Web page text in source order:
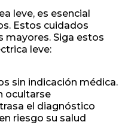
leve, es esencial
Estos cuidados
mayores. Siga estos
leve:
sin indicación médica.
ocultarse
el diagnóstico
riesgo su salud